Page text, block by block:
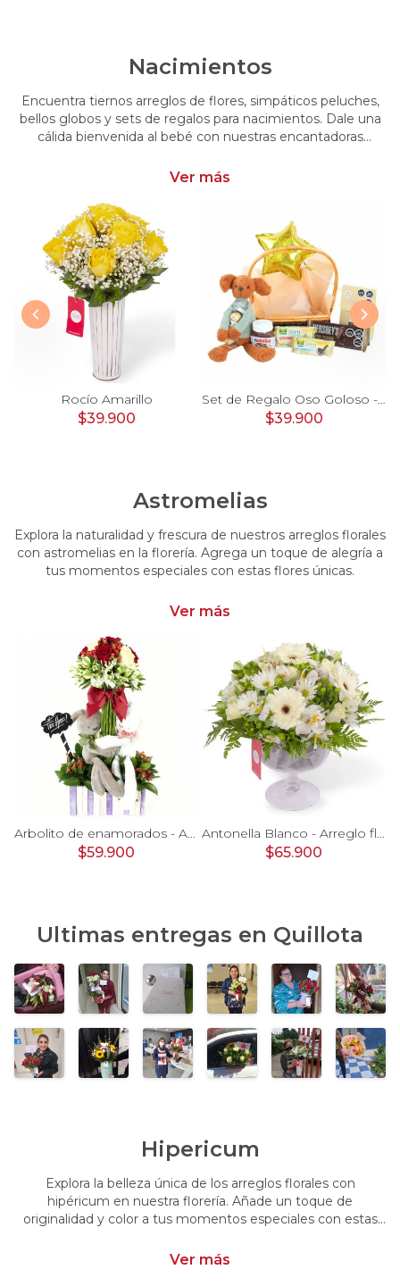
Nacimientos
Encuentra tiernos arreglos de flores, simpáticos peluches,
bellos globos y sets de regalos para nacimientos. Dale una
cálida bienvenida al bebé con nuestras encantadoras
especial.
Ver más
Rocío Amarillo
$39.900
Set de Regalo Oso Goloso - Carretilla de madera con oso de peluche, chocolates, galletas y nutella
$39.900
Astromelias
Explora la naturalidad y frescura de nuestros arreglos florales
con astromelias en la florería. Agrega un toque de alegría a
tus momentos especiales con estas flores únicas.
Ver más
Arbolito de enamorados - Arreglo floral con rosas rojas, blancas, hypericum rojo, astromelias y peluches de conejitos
$59.900
Antonella Blanco - Arreglo floral en florero de copa con rosas, gerberas, astromelias y maules color blanco
$65.900
Ultimas entregas en Quillota
Hipericum
Explora la belleza única de los arreglos florales con
hipéricum en nuestra florería. Añade un toque de
originalidad y color a tus momentos especiales con estas
y dale un toque distintivo y vibrante a tus emociones.
Ver más